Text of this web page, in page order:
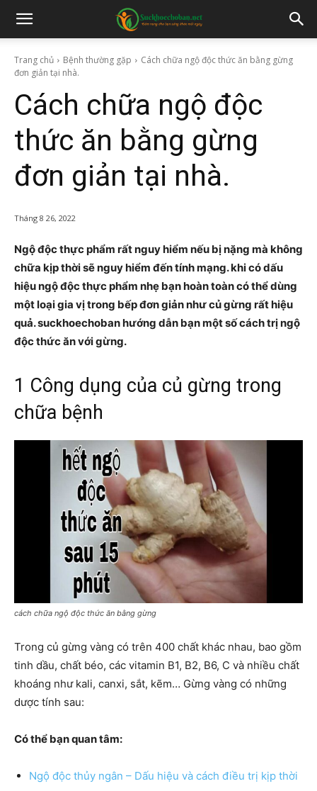
Trang chủ Bệnh thường gặp
Cách chữa ngộ độc thức ăn bằng gừng
đơn giản tại nhà.
Cách chữa ngộ độc
thức ăn bằng gừng
đơn giản tại nhà.
Tháng 8 26, 2022
Ngộ độc thực phẩm rất nguy hiểm nếu bị nặng mà không
chữa kịp thời sẽ nguy hiểm đến tính mạng. khi có dấu
hiệu ngộ độc thực phẩm nhẹ bạn hoàn toàn có thể dùng
một loại gia vị trong bếp đơn giản như củ gừng rất hiệu
quả. suckhoechoban hướng dẫn bạn một số cách trị ngộ
độc thức ăn với gừng.
1 Công dụng của củ gừng trong
chữa bệnh
cách chữa ngộ độc thức ăn bằng gừng
Trong củ gừng vàng có trên 400 chất khác nhau, bao gồm
tinh dầu, chất béo, các vitamin B1, B2, B6, C và nhiều chất
khoáng như kali, canxi, sắt, kẽm… Gừng vàng có những
dược tính sau:
Có thể bạn quan tâm:
Ngộ độc thủy ngân – Dấu hiệu và cách điều trị kịp thời